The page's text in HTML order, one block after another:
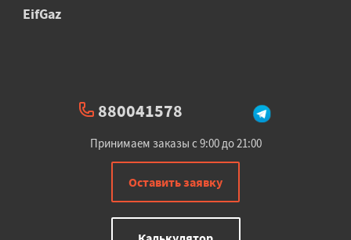
EifGaz
880041578
Принимаем заказы с 9:00 до 21:00
Оставить заявку